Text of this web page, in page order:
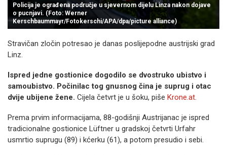
Policija je ograđena područje u sjevernom dijelu Linza nakon dojave
o pucnjavi. (Foto: Werner
Kerschbaummayr/Fotokerschi/APA/dpa/picture alliance)
Stravičan zločin potresao je danas poslijepodne austrijski grad
Linz.
Ispred jedne gostionice dogodilo se dvostruko ubistvo i
samoubistvo. Počinilac tog gnusnog čina je suprug i otac
dvije ubijene žene. Cijela četvrt je u šoku, piše Krone.at.
Prema prvim informacijama, 88-godišnji Austrijanac je ispred
tradicionalne gostionice Lüftner u gradskoj četvrti Urfahr
usmrtio suprugu (89) i kćerku (61), a potom presudio i sebi.